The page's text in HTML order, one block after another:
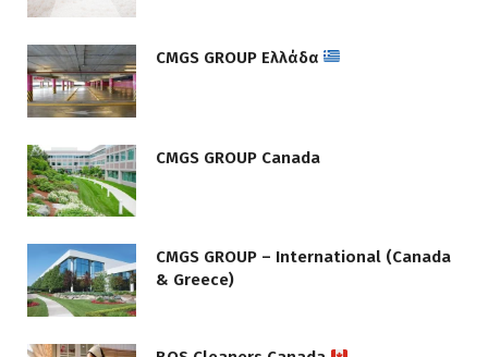
CMGS GROUP Ελλάδα
CMGS GROUP Canada
CMGS GROUP – International (Canada
& Greece)